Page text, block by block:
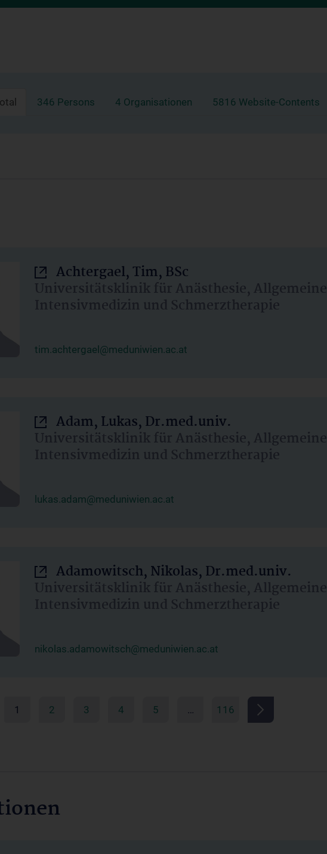
346 Persons 4 Organisationen 5816 Website-Contents
Achtergael, Tim, BSc
Universitätsklinik für Anästhesie, Allgemeine
Intensivmedizin und Schmerztherapie
tim.achtergael@meduniwien.ac.at
Adam, Lukas, Dr.med.univ.
Universitätsklinik für Anästhesie, Allgemeine
Intensivmedizin und Schmerztherapie
lukas.adam@meduniwien.ac.at
Adamowitsch, Nikolas, Dr.med.univ.
Universitätsklinik für Anästhesie, Allgemeine
Intensivmedizin und Schmerztherapie
nikolas.adamowitsch@meduniwien.ac.at
1 2 3 4 5 … 116